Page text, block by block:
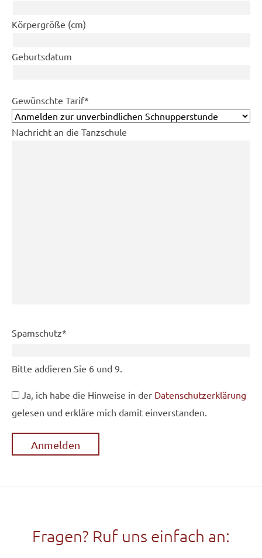
Körpergröße (cm)
Geburtsdatum
Pflichtfeld
Gewünschte Tarif*
Nachricht an die Tanzschule
Pflichtfeld
Spamschutz*
Bitte addieren Sie 6 und 9.
Ja, ich habe die Hinweise in der Datenschutzerklärung
gelesen und erkläre mich damit einverstanden.
Fragen? Ruf uns einfach an: